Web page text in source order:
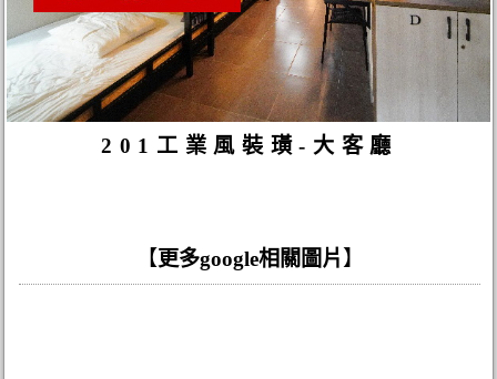
201工業風裝璜-大客廳
【更多google相關圖片 】